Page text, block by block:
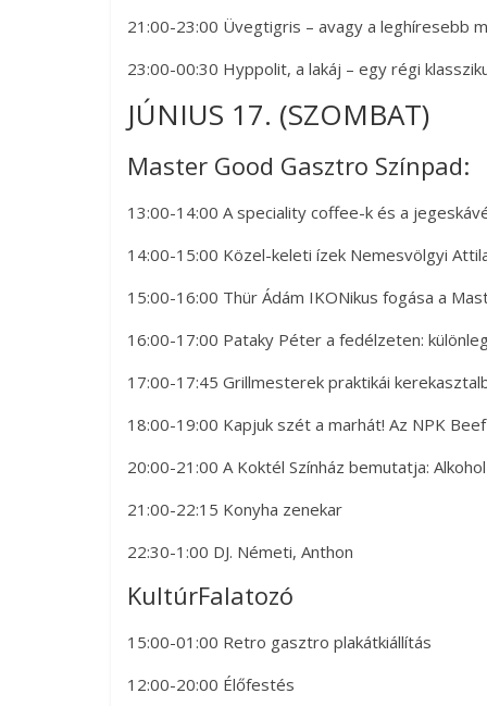
21:00-23:00 Üvegtigris – avagy a leghíresebb
23:00-00:30 Hyppolit, a lakáj – egy régi
JÚNIUS 17. (SZOMBAT)
Master Good Gasztro Színpad:
13:00-14:00 A speciality coffee-k és a
14:00-15:00 Közel-keleti ízek Nemesvölgyi
15:00-16:00 Thür Ádám IKONikus fogása a
16:00-17:00 Pataky Péter a fedélzeten:
17:00-17:45 Grillmesterek praktikái
18:00-19:00 Kapjuk szét a marhát! Az NPK
20:00-21:00 A Koktél Színház bemutatja:
21:00-22:15 Konyha zenekar
22:30-1:00 DJ. Németi, Anthon
KultúrFalatozó
15:00-01:00 Retro gasztro plakátkiállítás
12:00-20:00 Élőfestés